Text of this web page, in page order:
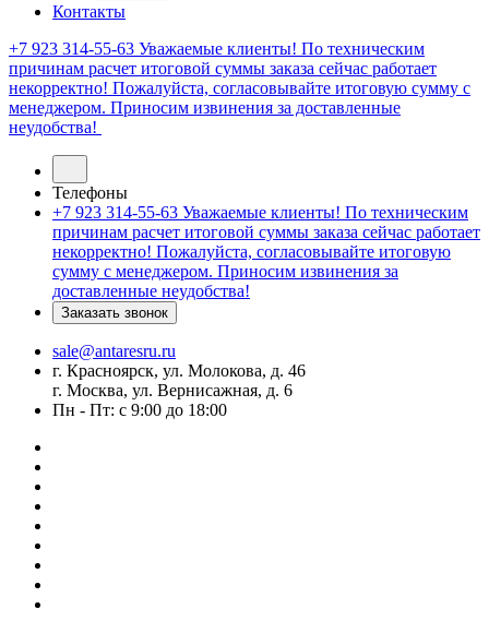
Контакты
+7 923 314-55-63 Уважаемые клиенты! По техническим
причинам расчет итоговой суммы заказа сейчас работает
некорректно! Пожалуйста, согласовывайте итоговую сумму с
менеджером. Приносим извинения за доставленные
неудобства!
Телефоны
+7 923 314-55-63 Уважаемые клиенты! По техническим
причинам расчет итоговой суммы заказа сейчас работает
некорректно! Пожалуйста, согласовывайте итоговую
сумму с менеджером. Приносим извинения за
доставленные неудобства!
Заказать звонок
sale@antaresru.ru
г. Красноярск, ул. Молокова, д. 46
г. Москва, ул. Вернисажная, д. 6
Пн - Пт: с 9:00 до 18:00